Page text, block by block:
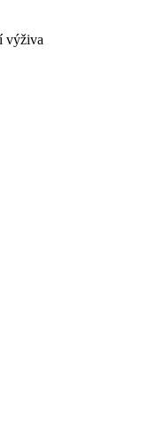
výživa